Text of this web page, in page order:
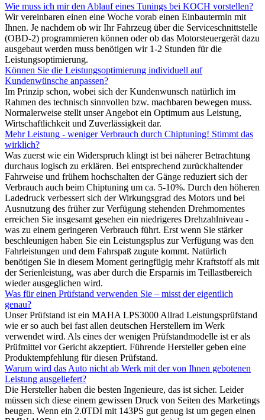
Wie muss ich mir den Ablauf eines Tunings bei KOCH vorstellen?
Wir vereinbaren einen eine Woche vorab einen Einbautermin mit
Ihnen. Je nachdem ob wir Ihr Fahrzeug über die Serviceschnittstelle
(OBD-2) programmieren können oder ob das Motorsteuergerät dazu
ausgebaut werden muss benötigen wir 1-2 Stunden für die
Leistungsoptimierung.
Können Sie die Leistungsoptimierung individuell auf
Kundenwünsche anpassen?
Im Prinzip schon, wobei sich der Kundenwunsch natürlich im
Rahmen des technisch sinnvollen bzw. machbaren bewegen muss.
Normalerweise stellt unser Angebot ein Optimum aus Leistung,
Wirtschaftlichkeit und Zuverlässigkeit dar.
Mehr Leistung - weniger Verbrauch durch Chiptuning! Stimmt das
wirklich?
Was zuerst wie ein Widerspruch klingt ist bei näherer Betrachtung
durchaus logisch zu erklären. Bei entsprechend zurückhaltender
Fahrweise und frühem hochschalten der Gänge reduziert sich der
Verbrauch auch beim Chiptuning um ca. 5-10%. Durch den höheren
Ladedruck verbessert sich der Wirkungsgrad des Motors und bei
Ausnutzung des früher zur Verfügung stehenden Drehmomentes
erreichen Sie insgesamt gesehen ein niedrigeres Drehzahlniveau -
was zu einem geringeren Verbrauch führt. Erst wenn Sie stärker
beschleunigen haben Sie ein Leistungsplus zur Verfügung was den
Fahrleistungen und dem Fahrspaß zugute kommt. Natürlich
benötigen Sie in diesem Moment geringfügig mehr Kraftstoff als mit
der Serienleistung, was aber durch die Ersparnis im Teillastbereich
wieder ausgeglichen wird.
Was für einen Prüfstand verwenden Sie – misst der eigentlich
genau?
Unser Prüfstand ist ein MAHA LPS3000 Allrad Leistungsprüfstand
wie er so auch bei fast allen deutschen Herstellern im Werk
verwendet wird. Als eines der wenigen Prüfstandmodelle ist er als
Prüfmittel vor Gericht akzeptiert. Führende Hersteller geben eine
Produktempfehlung für diesen Prüfstand.
Warum wird das Auto nicht ab Werk mit der von Ihnen gebotenen
Leistung ausgeliefert?
Die Hersteller haben die besten Ingenieure, das ist sicher. Leider
müssen sich diese einem gewissen Druck von Seiten des Marketings
beugen. Wenn ein 2.0TDI mit 143PS gut genug ist um gegen einen